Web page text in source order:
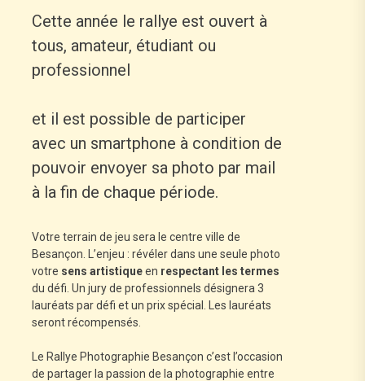
Cette année le rallye est ouvert à
tous, amateur, étudiant ou
professionnel
et il est possible de participer
avec un smartphone à condition de
pouvoir envoyer sa photo par mail
à la fin de chaque période.
Votre terrain de jeu sera le centre ville de
Besançon. L’enjeu : révéler dans une seule photo
votre sens artistiqueen respectant les termes
du défi. Un jury de professionnels désignera 3
lauréats par défi et un prix spécial. Les lauréats
seront récompensés.
Le Rallye Photographie Besançon c’est l’occasion
de partager la passion de la photographie entre